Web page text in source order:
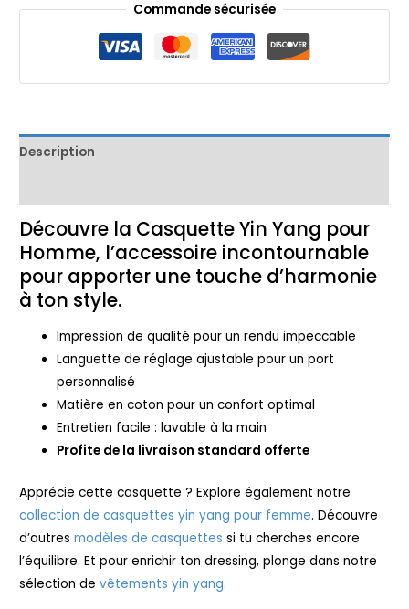
Commande sécurisée
Description
Découvre la Casquette Yin Yang pour
Homme, l’accessoire incontournable
pour apporter une touche d’harmonie
à ton style.
Impression de qualité pour un rendu impeccable
Languette de réglage ajustable pour un port
personnalisé
Matière en coton pour un confort optimal
Entretien facile : lavable à la main
Profite de la livraison standard offerte
Apprécie cette casquette ? Explore également notre
collection de casquettes yin yang pour femme. Découvre
d’autresmodèles de casquettes si tu cherches encore
l’équilibre. Et pour enrichir ton dressing, plonge dans notre
sélection devêtements yin yang.